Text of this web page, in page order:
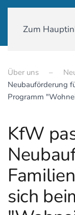
Zum
Über uns
Neubauförderung
Programm
KfW
sich